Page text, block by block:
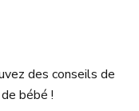
des conseils de
bébé !